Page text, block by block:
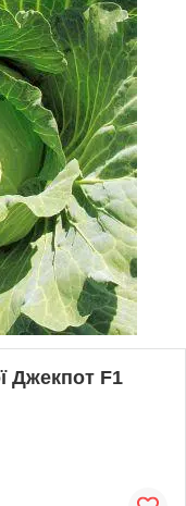
Джекпот F1